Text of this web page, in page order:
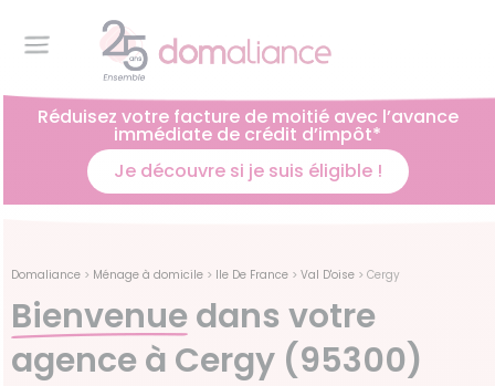
Réduisez votre facture de moitié avec l’avance
immédiate de crédit d’impôt*
Je découvre si je suis éligible !
Domaliance > Ménage à domicile > Ile De France > Val D'oise > Cergy
Bienvenuedans votre
agence à Cergy (95300)